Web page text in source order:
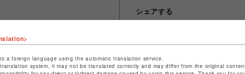
シェアする
a foreign language using the automatic translation service.
system, it may not be translated correctly and may differ from the original